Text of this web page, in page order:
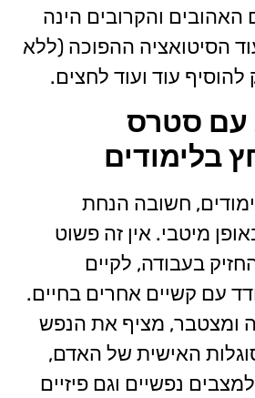
והקרובים הינה
הסיטואציה ההפוכה (ללא
עוד ועוד לחצים.
עם סטרס
בלימודים
חשובה הנחת
מיטבי. אין זה פשוט
בעבודה, לקיים
עם קשיים אחרים בחיים.
ומצטבר, מציף את הנפש
האישית של האדם,
נפשיים וגם פיזיים